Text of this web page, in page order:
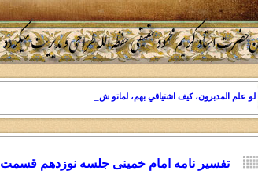
لو علم المدبرون، کيف اشتياقي بهم، لماتو شوقا"
تفسیر نامه امام خمینی جلسه نوزدهم قسمت 6